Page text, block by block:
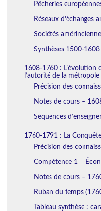
Pêcheries
Réseaux d’échanges
Sociétés
Synthèses 1500-1608
1608-1760 : L’évolution
l’autorité de la
Précision des
Notes de cours –
Séquences
1760-1791 : La
Précision des
Compétence 1 –
Notes de cours –
Ruban du temps
Tableau synthèse :